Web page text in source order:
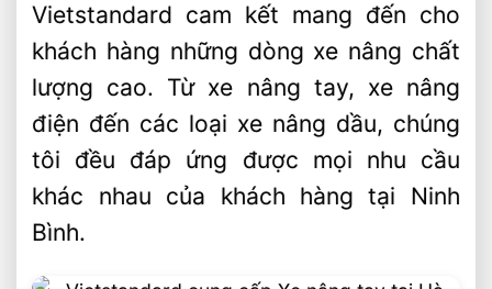
Vietstandard cam kết mang đến cho
khách hàng những dòng xe nâng chất
lượng cao. Từ xe nâng tay, xe nâng
điện đến các loại xe nâng dầu, chúng
tôi đều đáp ứng được mọi nhu cầu
khác nhau của khách hàng tại Ninh
Bình.